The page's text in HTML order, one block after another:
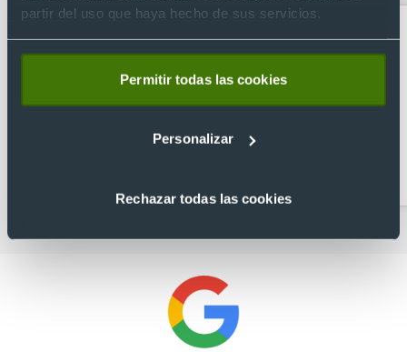
partir del uso que haya hecho de sus servicios.
Permitir todas las cookies
Personalizar
Rechazar todas las cookies